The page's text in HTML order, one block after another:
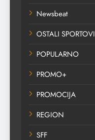
Newsbeat
OSTALI SPORTOVI
POPULARNO
PROMO+
PROMOCIJA
REGION
SFF